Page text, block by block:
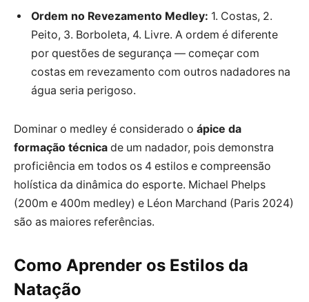
Ordem no Revezamento Medley: 1. Costas, 2.
Peito, 3. Borboleta, 4. Livre. A ordem é diferente
por questões de segurança — começar com
costas em revezamento com outros nadadores na
água seria perigoso.
Dominar o medley é considerado o ápice da
formação técnica de um nadador, pois demonstra
proficiência em todos os 4 estilos e compreensão
holística da dinâmica do esporte. Michael Phelps
(200m e 400m medley) e Léon Marchand (Paris 2024)
são as maiores referências.
Como Aprender os Estilos da
Natação